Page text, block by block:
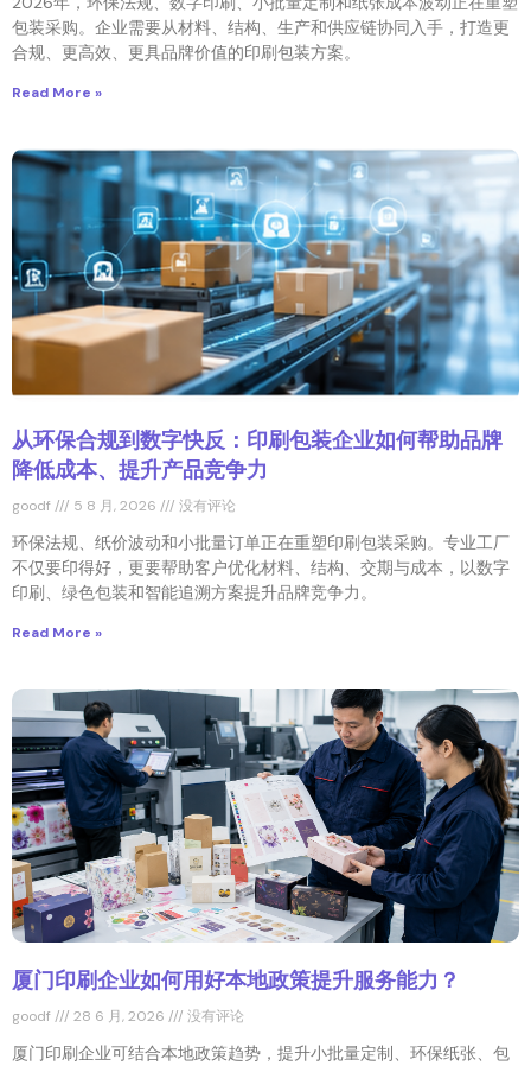
包装采购。企业需要从材料、结构、生产和供应链协同入手，打造更
合规、更高效、更具品牌价值的印刷包装方案。
Read More »
从环保合规到数字快反：印刷包装企业如何帮助品牌
降低成本、提升产品竞争力
goodf 5 8 月, 2026 没有评论
环保法规、纸价波动和小批量订单正在重塑印刷包装采购。专业工厂
不仅要印得好，更要帮助客户优化材料、结构、交期与成本，以数字
印刷、绿色包装和智能追溯方案提升品牌竞争力。
Read More »
厦门印刷企业如何用好本地政策提升服务能力？
goodf 28 6 月, 2026 没有评论
厦门印刷企业可结合本地政策趋势，提升小批量定制、环保纸张、包